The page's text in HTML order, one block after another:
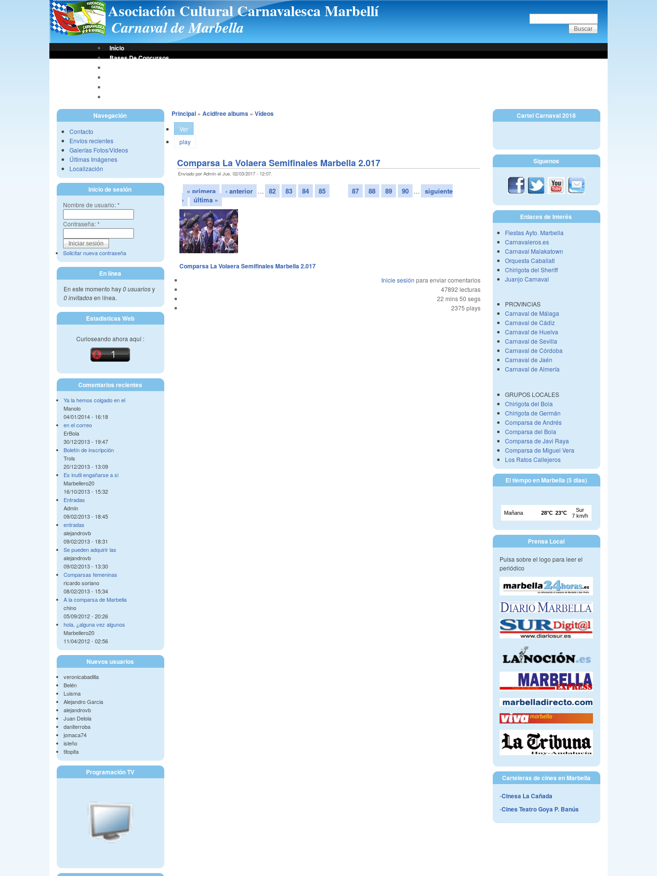
Asociación Cultural Carnavalesca Marbellí
Carnaval de Marbella
Início
Bases De Concursos
Navegación
Contacto
Envíos recientes
Galerías Fotos/Vídeos
Últimas Imágenes
Localización
Inicio de sesión
Nombre de usuario:*
Contraseña:*
Solicitar nueva contraseña
En línea
En este momento hay0 usuariosy
0 invitadosen línea.
Estadisticas Web
Curioseando ahora aquí :
Comentarios recientes
Ya la hemos colgado en el
Manolo
04/01/2014 - 16:18
en el correo
ErBola
30/12/2013 - 19:47
Boletín de inscripción
Trols
20/12/2013 - 13:09
Es inutil engañarse a si
Marbellero20
16/10/2013 - 15:32
Entradas
Admin
09/02/2013 - 18:45
entradas
alejandrovb
09/02/2013 - 18:31
Se pueden adquirir las
alejandrovb
09/02/2013 - 13:30
Comparsas femeninas
ricardo soriano
08/02/2013 - 15:34
A la comparsa de Marbella
chino
05/09/2012 - 20:26
hola, ¿alguna vez algunos
Marbellero20
11/04/2012 - 02:56
Nuevos usuarios
veronicabadilla
Belén
Luisma
Alejandro Garcia
alejandrovb
Juan Delola
daniterroba
jomaca74
isleño
titopita
Programación TV
Principal» Acidfree albums» Vídeos
Ver
play
Comparsa La Volaera Semifinales Marbella 2.017
Enviado por Admin el Jue, 02/03/2017 - 12:07.
« primera ‹ anterior … 82 83 84 85 87 88 89 90 … siguiente
›
última »
Comparsa La Volaera Semifinales Marbella 2.017
Inicie sesión para enviar comentarios
47892 lecturas
22 mins 50 segs
2375 plays
Cartel Carnaval 2018
Síguenos
Enlaces de Interés
Fiestas Ayto. Marbella
Carnavaleros.es
Carnaval Malakatown
Orquesta Caballati
Chirigota del Sheriff
Juanjo Carnaval
PROVINCIAS
Carnaval de Málaga
Carnaval de Cádiz
Carnaval de Huelva
Carnaval de Sevilla
Carnaval de Córdoba
Carnaval de Jaén
Carnaval de Almería
GRUPOS LOCALES
Chirigota del Bola
Chirigota de Germán
Comparsa de Andrés
Comparsa del Bola
Comparsa de Javi Raya
Comparsa de Miguel Vera
Los Ratos Callejeros
El tiempo en Marbella (5 dias)
Prensa Local
Pulsa sobre el logo para leer el
periódico
Carteleras de cines en Marbella
-Cinesa La Cañada
-Cines Teatro Goya P. Banús